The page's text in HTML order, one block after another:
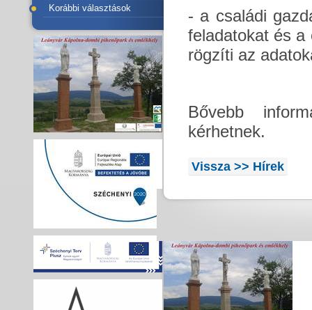
Korábbi választások
- a családi
feladatokat és a
rögzíti az
Bővebb
kérhetnek.
Vissza >> Hírek